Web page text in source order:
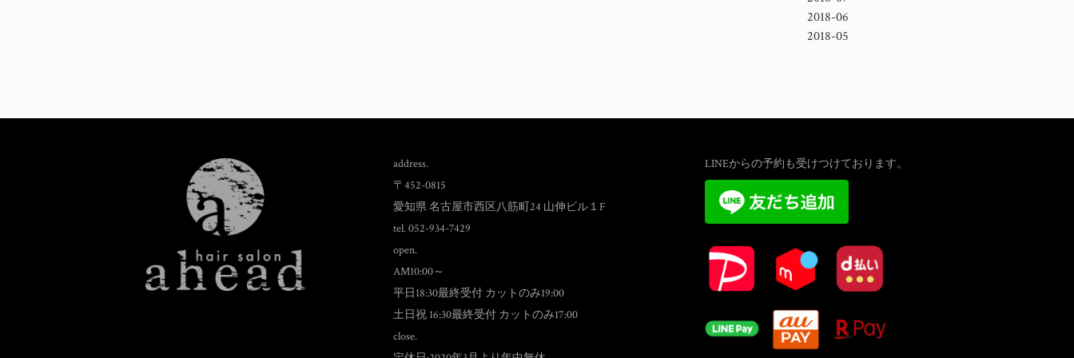
2018-06
2018-05
address.
〒452-0815
愛知県 名古屋市西区八筋町24 山伸ビル１F
tel. 052-934-7429
open.
AM10:00～
平日18:30最終受付 カットのみ19:00
土日祝 16:30最終受付 カットのみ17:00
close.
LINEからの予約も受けつけております。